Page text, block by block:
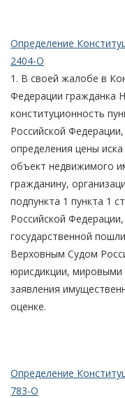
Определение
2404-О
1. В своей жалобе в
Федерации гражданка
конституционность
Российской
определения цены
объект недвижимого
гражданину,
подпункта 1 пункта 1
Российской
государственной
Верховным Судом
юрисдикции, мировыми
заявления
оценке.
Определение
783-О